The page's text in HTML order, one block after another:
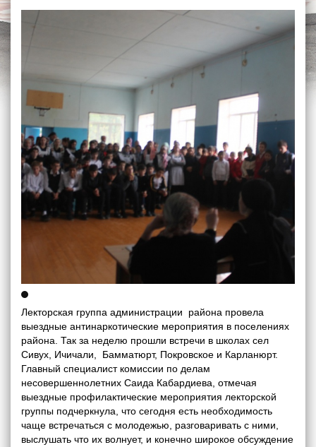
Лекторская группа администрации района провела
выездные антинаркотические мероприятия в поселениях
района. Так за неделю прошли встречи в школах сел
Сивух, Ичичали, Бамматюрт, Покровское и Карланюрт.
Главный специалист комиссии по делам
несовершеннолетних Саида Кабардиева, отмечая
выездные профилактические мероприятия лекторской
группы подчеркнула, что сегодня есть необходимость
чаще встречаться с молодежью, разговаривать с ними,
выслушать что их волнует, и конечно широкое обсуждение